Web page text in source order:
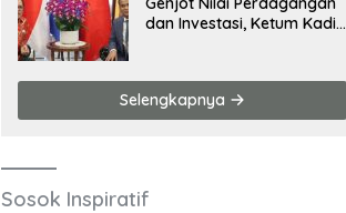
dan Investasi, Ketum Kadin
Selengkapnya
Sosok Inspiratif